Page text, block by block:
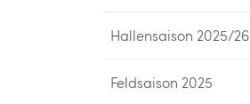
Hallensaison 2025/26
Feldsaison 2025